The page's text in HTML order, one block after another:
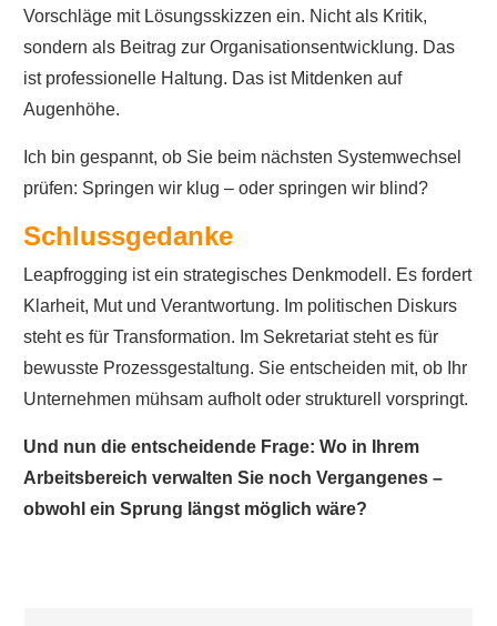
Vorschläge mit Lösungsskizzen ein. Nicht als Kritik,
sondern als Beitrag zur Organisationsentwicklung. Das
ist professionelle Haltung. Das ist Mitdenken auf
Augenhöhe.
Ich bin gespannt, ob Sie beim nächsten Systemwechsel
prüfen: Springen wir klug – oder springen wir blind?
Schlussgedanke
Leapfrogging ist ein strategisches Denkmodell. Es fordert
Klarheit, Mut und Verantwortung. Im politischen Diskurs
steht es für Transformation. Im Sekretariat steht es für
bewusste Prozessgestaltung. Sie entscheiden mit, ob Ihr
Unternehmen mühsam aufholt oder strukturell vorspringt.
Und nun die entscheidende Frage: Wo in Ihrem
Arbeitsbereich verwalten Sie noch Vergangenes –
obwohl ein Sprung längst möglich wäre?